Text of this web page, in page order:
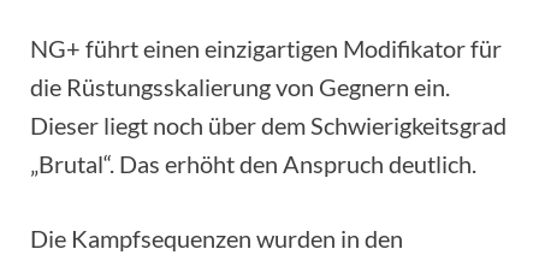
NG+ führt einen einzigartigen Modifikator für
die Rüstungsskalierung von Gegnern ein.
Dieser liegt noch über dem Schwierigkeitsgrad
„Brutal“. Das erhöht den Anspruch deutlich.
Die Kampfsequenzen wurden in den